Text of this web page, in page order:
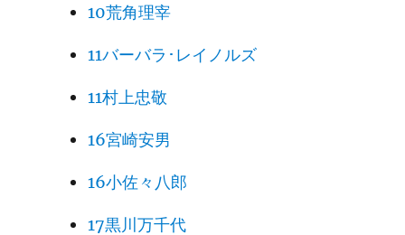
10荒角理宰
11バーバラ･レイノルズ
11村上忠敬
16宮崎安男
16小佐々八郎
17黒川万千代